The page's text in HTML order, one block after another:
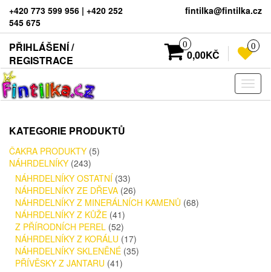
+420 773 599 956 | +420 252
545 675
fintilka@fintilka.cz
PŘIHLÁŠENÍ /
REGISTRACE
0
0,00KČ
0
KATEGORIE PRODUKTŮ
ČAKRA PRODUKTY (5)
NÁHRDELNÍKY (243)
NÁHRDELNÍKY OSTATNÍ (33)
NÁHRDELNÍKY ZE DŘEVA (26)
NÁHRDELNÍKY Z MINERÁLNÍCH KAMENŮ (68)
NÁHRDELNÍKY Z KŮŽE (41)
Z PŘÍRODNÍCH PEREL (52)
NÁHRDELNÍKY Z KORÁLU (17)
NÁHRDELNÍKY SKLENĚNÉ (35)
PŘÍVĚSKY Z JANTARU (41)